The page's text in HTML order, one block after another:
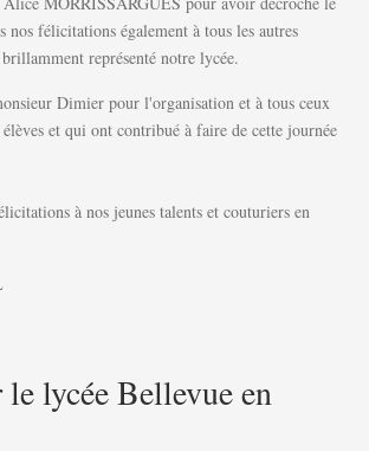
félicitations également à tous les autres
représenté notre lycée.
Dimier pour l'organisation et à tous ceux
et qui ont contribué à faire de cette journée
à nos jeunes talents et couturiers en
lycée Bellevue en